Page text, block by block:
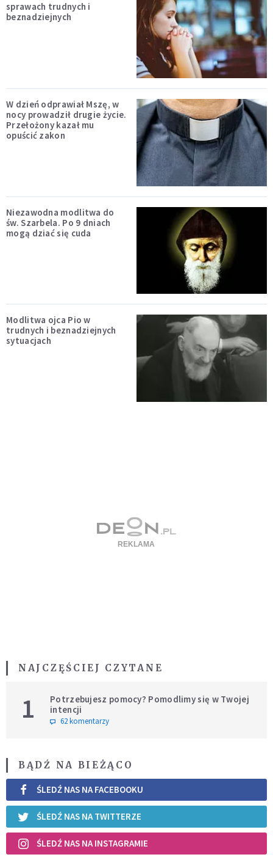
sprawach trudnych i
beznadziejnych
W dzień odprawiał Mszę, w
nocy prowadził drugie życie.
Przełożony kazał mu
opuścić zakon
Niezawodna modlitwa do
św. Szarbela. Po 9 dniach
mogą dziać się cuda
Modlitwa ojca Pio w
trudnych i beznadziejnych
sytuacjach
NAJCZĘŚCIEJ CZYTANE
1
Potrzebujesz pomocy? Pomodlimy się w Twojej
intencji
62 komentarzy
BĄDŹ NA BIEŻĄCO
ŚLEDŹ NAS NA FACEBOOKU
ŚLEDŹ NAS NA TWITTERZE
ŚLEDŹ NAS NA INSTAGRAMIE